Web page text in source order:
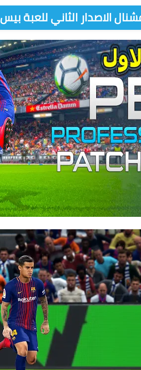
الاصدار الثاني للعبة بيس 2018